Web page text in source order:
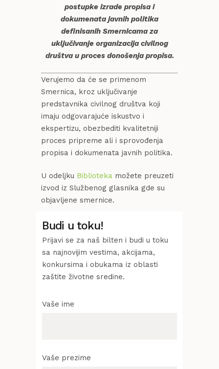
postupke izrade propisa i
dokumenata javnih politika
definisanih Smernicama za
uključivanje organizacija civilnog
društva u proces donošenja propisa.
Verujemo da će se primenom
Smernica, kroz uključivanje
predstavnika civilnog društva koji
imaju odgovarajuće iskustvo i
ekspertizu, obezbediti kvalitetniji
proces pripreme ali i sprovođenja
propisa i dokumenata javnih politika.
U odeljku Biblioteka možete preuzeti
izvod iz Službenog glasnika gde su
objavljene smernice.
Budi u toku!
Prijavi se za naš bilten i budi u toku
sa najnovijim vestima, akcijama,
konkursima i obukama iz oblasti
zaštite životne sredine.
Vaše ime
Vaše prezime